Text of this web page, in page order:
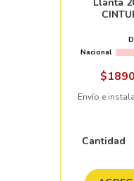
Nacional
$1890
Envío e
Cantidad